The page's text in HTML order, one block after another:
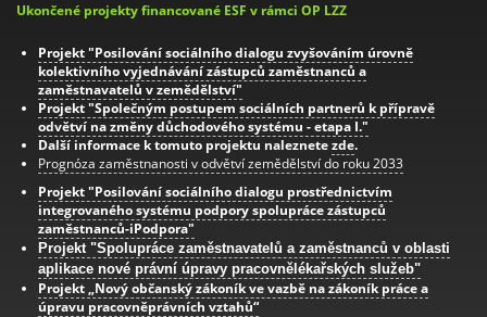
Ukončené projekty financované ESF v rámci OP LZZ
Projekt "Posilování sociálního dialogu zvyšováním úrovně
kolektivního vyjednávání zástupců zaměstnanců a
zaměstnavatelů v zemědělství"
Projekt "Společným postupem sociálních partnerů k přípravě
odvětví na změny důchodového systému - etapa I."
Další informace k tomuto projektu naleznetezde.
Prognóza zaměstnanosti v odvětví zemědělství do roku 2033
Projekt "Posilování sociálního dialogu prostřednictvím
integrovaného systému podpory spolupráce zástupců
zaměstnanců-iPodpora"
Projekt "Spolupráce zaměstnavatelů a zaměstnanců v oblasti
aplikace nové právní úpravy pracovnělékařských služeb"
Projekt „Nový občanský zákoník ve vazbě na zákoník práce a
úpravu pracovněprávních vztahů“